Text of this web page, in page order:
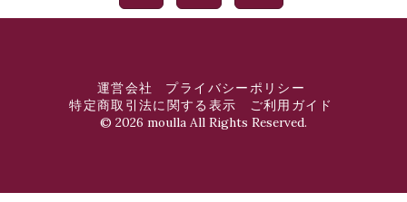
運営会社
プライバシーポリシー
特定商取引法に関する表示
ご利用ガイド
© 2026 moulla All Rights Reserved.